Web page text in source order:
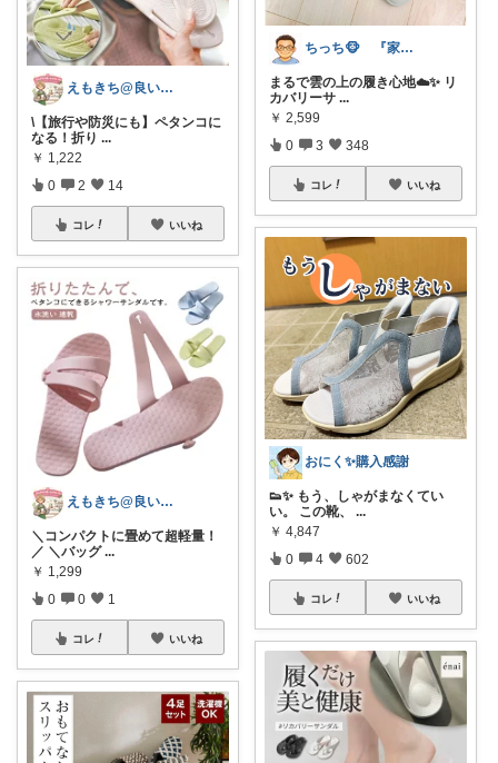
えもきち@良いものセレクト
\​【旅行や防災にも】ペタンコに
なる！折り ...
￥ 1,222
0 2 14
コレ いいね
えもきち@良いものセレクト
​＼コンパクトに畳めて超軽量！
／ ＼バッグ ...
￥ 1,299
0 0 1
コレ いいね
ちっち🐵 『家族みんなのええもん』
まるで雲の上の履き心地☁️✨ リ
カバリーサ ...
￥ 2,599
0 3 348
コレ いいね
おにく✨購入感謝
👟✨ もう、しゃがまなくてい
い。 この靴、
...
￥ 4,847
0 4 602
コレ いいね